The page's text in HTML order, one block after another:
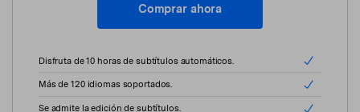
Comprar ahora
Disfruta de 10 horas de subtítulos automáticos.
Más de 120 idiomas soportados.
Se admite la edición de subtítulos.